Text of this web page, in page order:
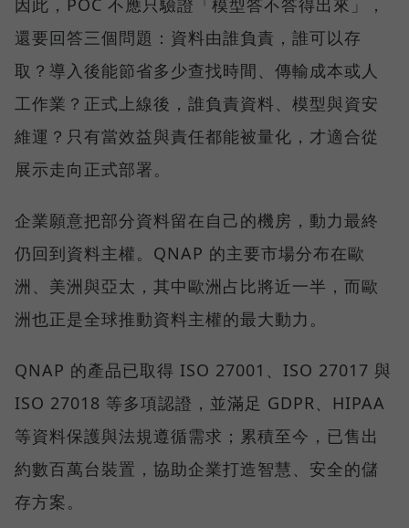
還要回答三個問題：資料由誰負責，誰可以存
取？導入後能節省多少查找時間、傳輸成本或人
工作業？正式上線後，誰負責資料、模型與資安
維運？只有當效益與責任都能被量化，才適合從
展示走向正式部署。
企業願意把部分資料留在自己的機房，動力最終
仍回到資料主權。QNAP 的主要市場分布在歐
洲、美洲與亞太，其中歐洲占比將近一半，而歐
洲也正是全球推動資料主權的最大動力。
QNAP 的產品已取得 ISO 27001、ISO 27017 與
ISO 27018 等多項認證，並滿足 GDPR、HIPAA
等資料保護與法規遵循需求；累積至今，已售出
約數百萬台裝置，協助企業打造智慧、安全的儲
存方案。